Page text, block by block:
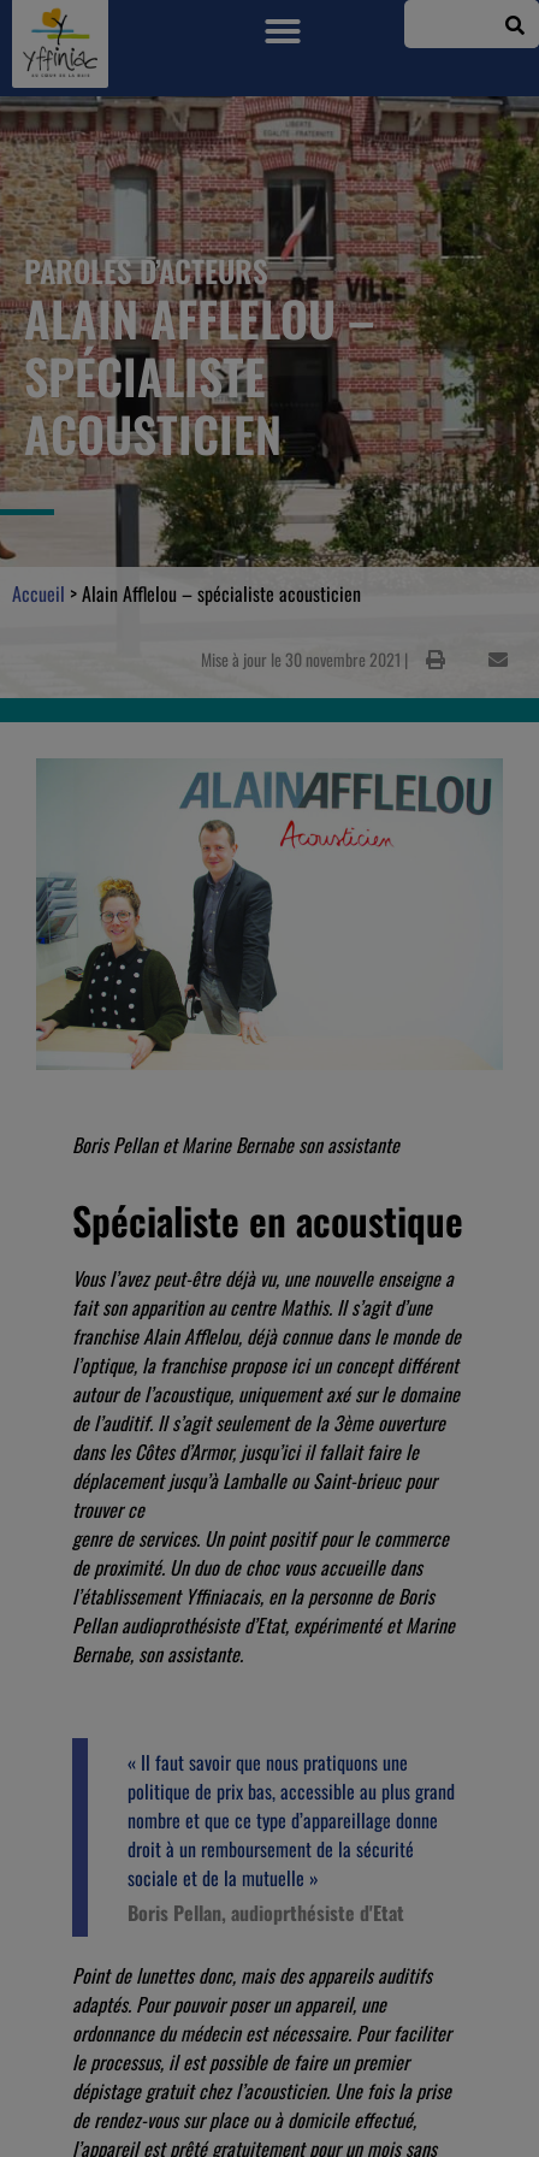
PAROLES D’ACTEURS
ALAIN AFFLELOU –
SPÉCIALISTE
ACOUSTICIEN
Accueil >Alain Afflelou – spécialiste acousticien
Mise à jour le 30 novembre 2021 |
Boris Pellan et Marine Bernabe son assistante
Spécialiste en acoustique
Vous l’avez peut-être déjà vu, une nouvelle enseigne a
fait son apparition au centre Mathis. Il s’agit d’une
franchise Alain Afflelou, déjà connue dans le monde de
l’optique, la franchise propose ici un concept différent
autour de l’acoustique, uniquement axé sur le domaine
de l’auditif. Il s’agit seulement de la 3ème ouverture
dans les Côtes d’Armor, jusqu’ici il fallait faire le
déplacement jusqu’à Lamballe ou Saint-brieuc pour
trouver ce
genre de services. Un point positif pour le commerce
de proximité. Un duo de choc vous accueille dans
l’établissement Yffiniacais, en la personne de Boris
Pellan audioprothésiste d’Etat, expérimenté et Marine
Bernabe, son assistante.
« Il faut savoir que nous pratiquons une
politique de prix bas, accessible au plus grand
nombre et que ce type d’appareillage donne
droit à un remboursement de la sécurité
sociale et de la mutuelle »
Boris Pellan, audioprthésiste d'Etat
Point de lunettes donc, mais des appareils auditifs
adaptés. Pour pouvoir poser un appareil, une
ordonnance du médecin est nécessaire. Pour faciliter
le processus, il est possible de faire un premier
dépistage gratuit chez l’acousticien. Une fois la prise
de rendez-vous sur place ou à domicile effectué,
l’appareil est prêté gratuitement pour un mois sans